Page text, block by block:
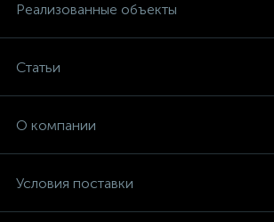
Реализованные объекты
Статьи
О компании
Условия поставки